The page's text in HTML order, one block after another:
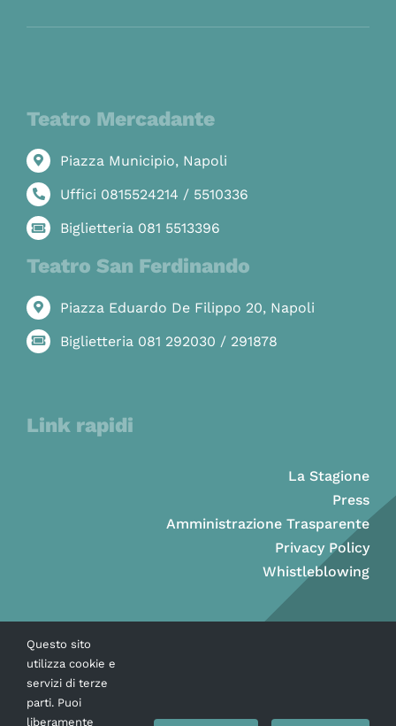
Teatro Mercadante
Piazza Municipio, Napoli
Uffici 0815524214 / 5510336
Biglietteria 081 5513396
Teatro San Ferdinando
Piazza Eduardo De Filippo 20, Napoli
Biglietteria 081 292030 / 291878
Link rapidi
La Stagione
Press
Amministrazione Trasparente
Privacy Policy
Whistleblowing
Questo sito
utilizza cookie e
servizi di terze
parti. Puoi
liberamente